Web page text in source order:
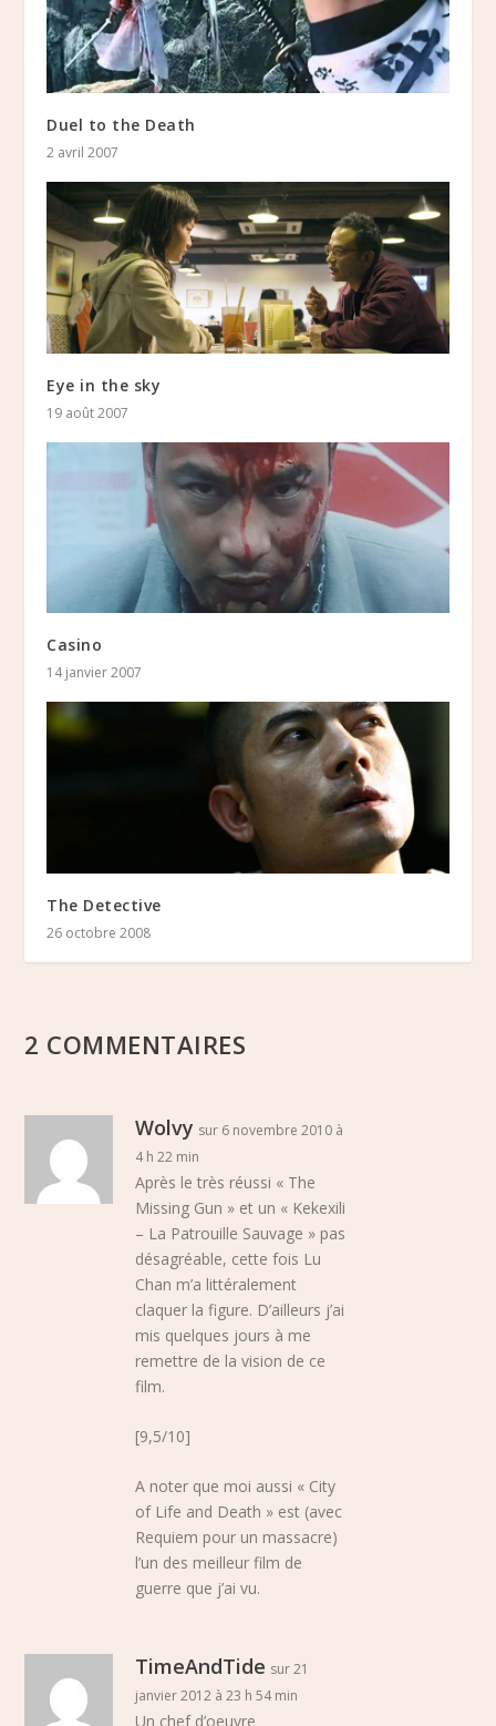
Duel to the Death
2 avril 2007
Eye in the sky
19 août 2007
Casino
14 janvier 2007
The Detective
26 octobre 2008
2 COMMENTAIRES
Wolvy sur 6 novembre 2010 à
4 h 22 min
Après le très réussi « The
Missing Gun » et un « Kekexili
– La Patrouille Sauvage » pas
désagréable, cette fois Lu
Chan m’a littéralement
claquer la figure. D’ailleurs j’ai
mis quelques jours à me
remettre de la vision de ce
film.
[9,5/10]
A noter que moi aussi « City
of Life and Death » est (avec
Requiem pour un massacre)
l’un des meilleur film de
guerre que j’ai vu.
TimeAndTide sur 21
janvier 2012 à 23 h 54 min
Un chef d’oeuvre